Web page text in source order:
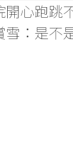
開心跑跳
雪：是不